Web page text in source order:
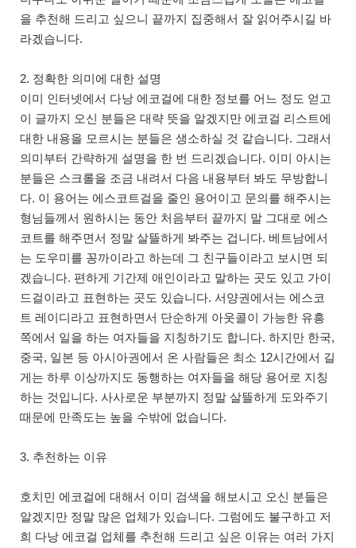
을 추천해 드리고 싶으니 끝까지 집중해서 잘 읽어주시길 바
라겠습니다.
2. 정확한 의미에 대한 설명
이미 인터넷에서 다낭 에코걸에 대한 정보를 어느 정도 얻고
이 글까지 오신 분들은 대략 뜻을 알겠지만 에코걸 리스트에
대한 내용을 모르시는 분들은 생소하실 것 같습니다. 그래서
의미부터 간략하게 설명을 한 번 드리겠습니다. 이미 아시는
분들은 스크롤을 조금 내려서 다음 내용부터 봐도 무방합니
다. 이 용어는 에스코트걸을 줄인 용어이고 문의를 해주시는
형님들께서 원하시는 동안 처음부터 끝까지 말 그대로 에스
코트를 해주면서 정말 살뜰하게 봐주는 겁니다. 베트남에서
는 도우미를 꽁까이라고 하는데 그 친구들이라고 보시면 되
겠습니다. 편하게 기간제 애인이라고 말하는 곳도 있고 가이
드걸이라고 표현하는 곳도 있습니다. 서양권에서는 에스코
트 레이디라고 표현하면서 단순하게 아웃콜이 가능한 유흥
쪽에서 일을 하는 여자들을 지칭하기도 합니다. 하지만 한국,
중국, 일본 등 아시아권에서 온 사람들은 최소 12시간에서 길
게는 하루 이상까지도 동행하는 여자들을 해당 용어로 지칭
하는 것입니다. 사사로운 부분까지 정말 살뜰하게 도와주기
때문에 만족도는 높을 수밖에 없습니다.
3. 추천하는 이유
호치민 에코걸에 대해서 이미 검색을 해보시고 오신 분들은
알겠지만 정말 많은 업체가 있습니다. 그럼에도 불구하고 저
희 다낭 에코걸 업체를 추천해 드리고 싶은 이유는 여러 가지